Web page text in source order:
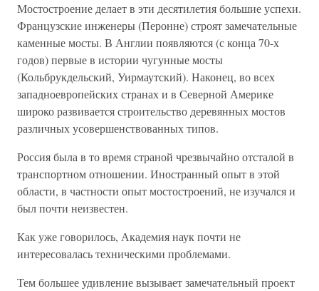
Мостостроение делает в эти десятилетия большие успехи.
Французские инженеры (Перонне) строят замечательные
каменные мосты. В Англии появляются (с конца 70-х
годов) первые в истории чугунные мосты
(Кольбрукдельский, Уирмаутский). Наконец, во всех
западноевропейских странах и в Северной Америке
широко развивается строительство деревянных мостов
различных усовершенствованных типов.
Россия была в то время страной чрезвычайно отсталой в
транспортном отношении. Иностранный опыт в этой
области, в частности опыт мостостроений, не изучался и
был почти неизвестен.
Как уже говорилось, Академия наук почти не
интересовалась техническими проблемами.
Тем большее удивление вызывает замечательный проект